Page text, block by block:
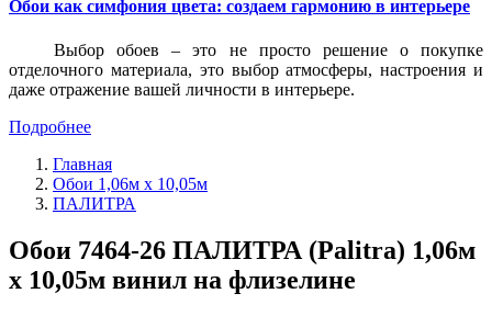
Обои как симфония цвета: создаем гармонию в интерьере
Выбор обоев – это не просто решение о покупке
отделочного материала, это выбор атмосферы, настроения и
даже отражение вашей личности в интерьере.
Подробнее
Главная
Обои 1,06м х 10,05м
ПАЛИТРА
Обои 7464-26 ПАЛИТРА (Palitra) 1,06м
х 10,05м винил на флизелине